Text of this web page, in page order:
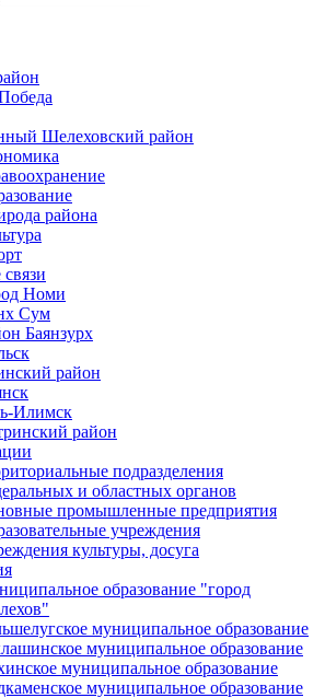
Шелеховский район
района
Номи
Сум
Баянзурх
район
Илимск
район
подразделения
и областных органов
промышленные предприятия
учреждения
культуры, досуга
образование "город
муниципальное образование
муниципальное образование
муниципальное образование
муниципальное образование